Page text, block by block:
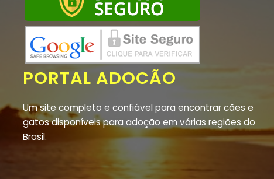
PORTAL ADOCÃO
Um site completo e confiável para encontrar cães e
gatos disponíveis para adoção em várias regiões do
Brasil.